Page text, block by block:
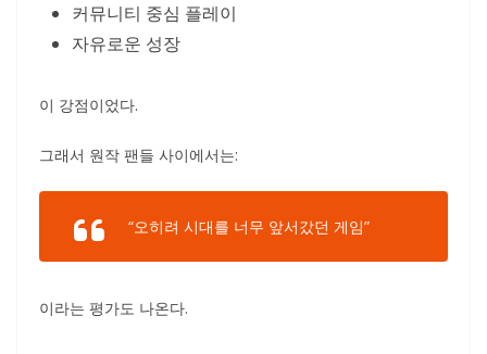
커뮤니티 중심 플레이
자유로운 성장
이 강점이었다.
그래서 원작 팬들 사이에서는:
“오히려 시대를 너무 앞서갔던 게임”
이라는 평가도 나온다.